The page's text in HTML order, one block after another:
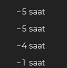
−5 saat
−5 saat
−4 saat
− 1 saat